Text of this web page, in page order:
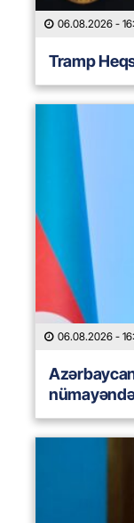
06.08.2026 -
Tramp
06.08.2026 -